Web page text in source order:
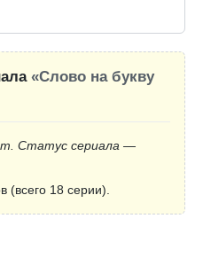
«Слово на букву
Статус сериала —
(всего 18 серии).